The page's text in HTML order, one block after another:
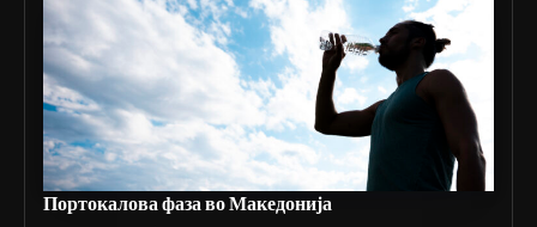
Портокалова фаза во Македонија